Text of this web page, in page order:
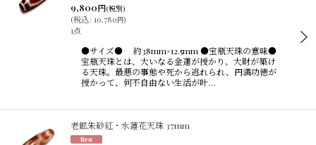
9,800円(税別)
(税込: 10,780円)
1点
●サイズ● 約38mm×12.5mm ●宝瓶天珠の意味●
宝瓶天珠とは、大いなる金運が授かり、大財が築け
る天珠。最悪の事態や死から逃れられ、円満功徳が
授かって、何不自由ない生活が叶…
老鉱朱砂紅・水蓮花天珠 37mm